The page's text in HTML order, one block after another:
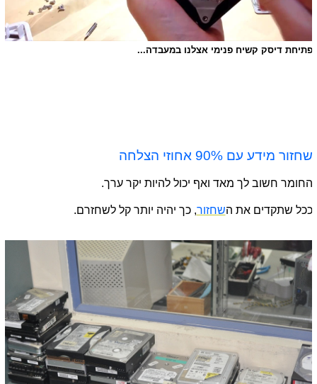
פתיחת דיסק קשיח פנימי אצלנו במעבדה...
שחזור מידע עם 90% אחוזי הצלחה
החומר חשוב לך מאד ואף יכול להיות יקר ערך.
ככל שתקדים את השחזור, כך יהיה יותר קל לשחזרם.